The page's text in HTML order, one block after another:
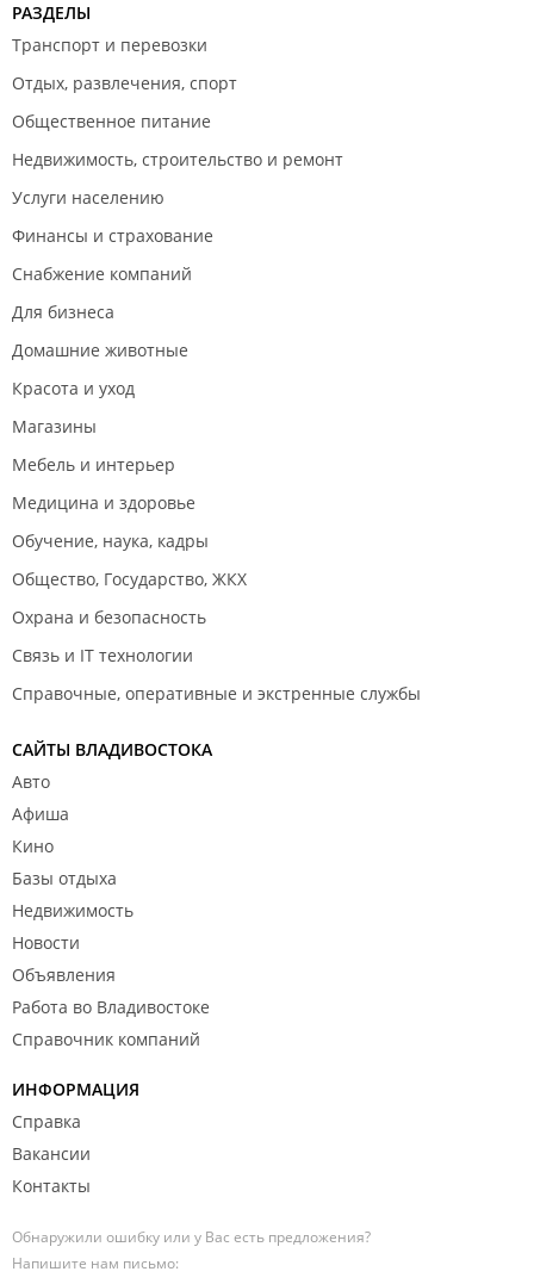
РАЗДЕЛЫ
Транспорт и перевозки
Отдых, развлечения, спорт
Общественное питание
Недвижимость, строительство и ремонт
Услуги населению
Финансы и страхование
Снабжение компаний
Для бизнеса
Домашние животные
Красота и уход
Магазины
Мебель и интерьер
Медицина и здоровье
Обучение, наука, кадры
Общество, Государство, ЖКХ
Охрана и безопасность
Связь и IT технологии
Справочные, оперативные и экстренные службы
САЙТЫ ВЛАДИВОСТОКА
Авто
Афиша
Кино
Базы отдыха
Недвижимость
Новости
Объявления
Работа во Владивостоке
Справочник компаний
ИНФОРМАЦИЯ
Справка
Вакансии
Контакты
Обнаружили ошибку или у Вас есть предложения?
Напишите нам письмо: